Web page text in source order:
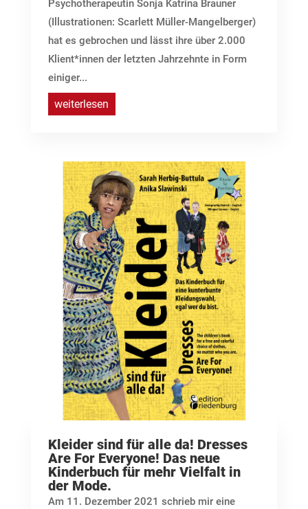
Psychotherapeutin Sonja Katrina Brauner
(Illustrationen: Scarlett Müller-Mangelberger)
hat es gebrochen und lässt ihre über 2.000
Klient*innen der letzten Jahrzehnte in Form
einiger...
weiterlesen
Kleider sind für alle da! Dresses
Are For Everyone! Das neue
Kinderbuch für mehr Vielfalt in
der Mode.
Am 11. Dezember 2021 schrieb mir eine